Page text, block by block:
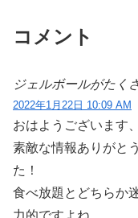
コメント
ジェルボールがたく
2022年1月22日 10:09 AM
おはようございます
素敵な情報ありがと
た！
食べ放題とどちらか
力的ですよね。